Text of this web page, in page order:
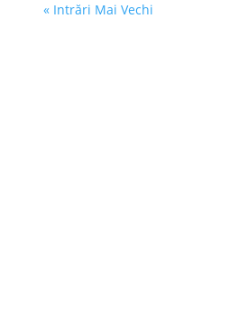
« Intrări Mai Vechi